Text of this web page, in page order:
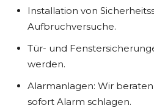
Installation von
Aufbruchversuche.
Tür- und
werden.
Alarmanlagen: Wir
sofort Alarm schlagen.